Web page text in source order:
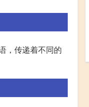
，传递着不同的